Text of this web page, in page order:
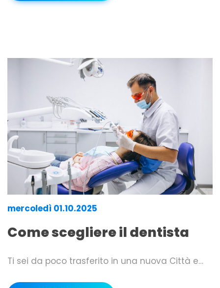
mercoledì 01.10.2025
Come scegliere il dentista
Ti sei da poco trasferito in una nuova Città e…